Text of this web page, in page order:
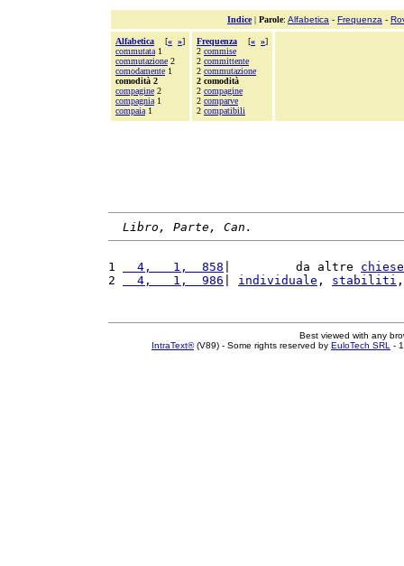
Indice| Parole: Alfabetica - Frequenza -
Alfabetica [« »]
commutata 1
commutazione 2
comodamente 1
comodità 2
compagine 2
compagnia 1
compaia 1
Frequenza [« »]
2 commise
2 committente
2 commutazione
2 comodità
2 compagine
2 comparve
2 compatibili
Libro, Parte, Can.
1
  4,   1,  858
|         da altre chiese
2
  4,   1,  986
individuale , stabiliti
Best viewed with any
IntraText®(V89) - Some rights reserved by EuloTech SRL -